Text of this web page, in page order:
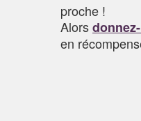
proche !
Alors
en